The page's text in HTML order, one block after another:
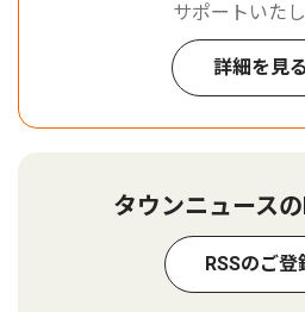
サポートいたし
詳細を見る
タウンニュース
RSSのご登